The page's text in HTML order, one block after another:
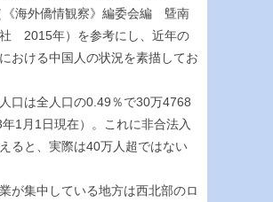
《海外僑情観察》編委会編 曁南
2015年）を参考にし、近年の
おける中国人の状況を素描してお
口は全人口の0.49％で30万4768
1月1日現在）。これに非合法入
ると、実際は40万人超ではない
が集中している地方は西北部のロ